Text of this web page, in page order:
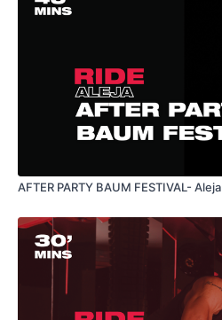
AFTER PARTY BAUM FESTIVAL- Aleja